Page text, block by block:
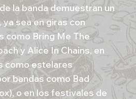
la banda demuestran un
sea en giras con
como Bring Me The
y Alice In Chains, en
como estelares
bandas como Bad
o en los festivales de